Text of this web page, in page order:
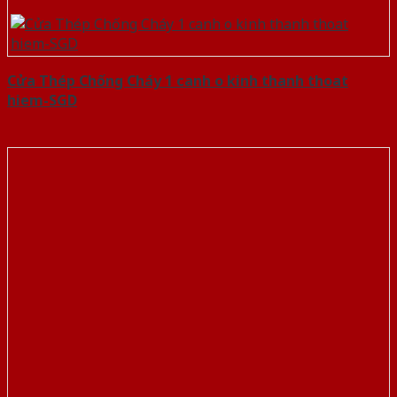
Cửa Thép Chống Cháy 1 canh o kinh thanh thoat
hiem-SGD